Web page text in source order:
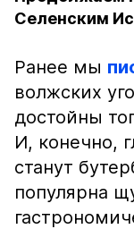
Селенским
Ранее мы
волжских
достойны
И, конечно,
станут
популярна